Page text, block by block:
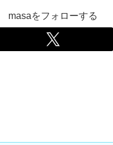
masaをフォローする